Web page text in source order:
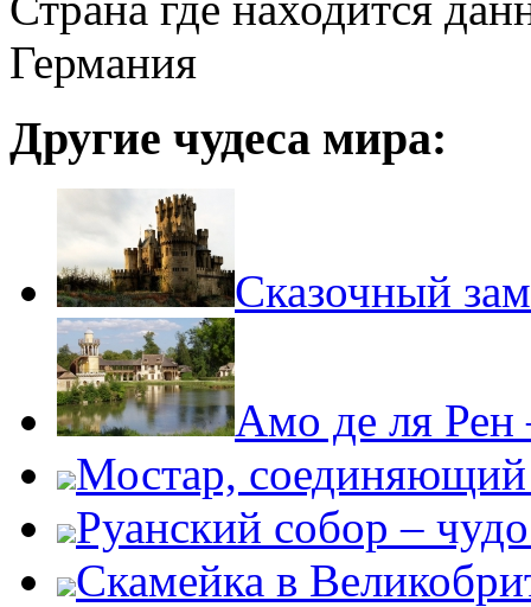
Германия
Другие чудеса мира:
Сказочный
Амо де ля Рен
Мостар, соединяющий
Руанский собор –
Скамейка в